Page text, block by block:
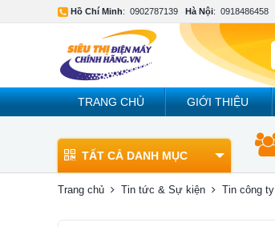
Hồ Chí Minh: 0902787139 Hà Nội: 0918486458
TRANG CHỦ GIỚI THIỆU
TẤT CẢ DANH MỤC
Trang chủ Tin tức & Sự kiện Tin công ty